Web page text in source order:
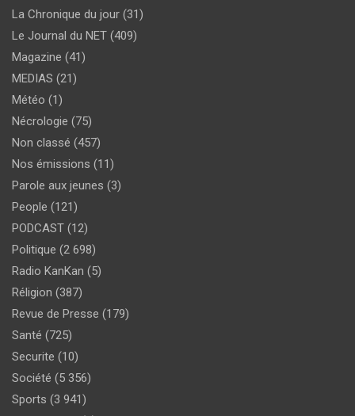
La Chronique du jour (31)
Le Journal du NET (409)
Magazine (41)
MEDIAS (21)
Météo (1)
Nécrologie (75)
Non classé (457)
Nos émissions (11)
Parole aux jeunes (3)
People (121)
PODCAST (12)
Politique (2 698)
Radio KanKan (5)
Réligion (387)
Revue de Presse (179)
Santé (725)
Securite (10)
Société (5 356)
Sports (3 941)